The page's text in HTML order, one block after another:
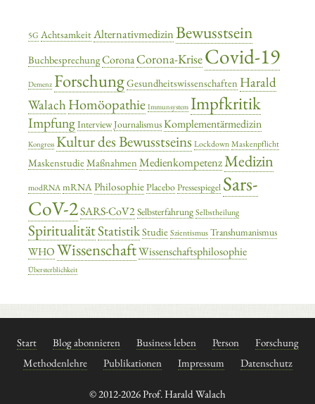
5G AchtsamkeitAlternativmedizinBewusstsein
BuchbesprechungCoronaCorona-KriseCovid-19
Demenz ForschungGesundheitswissenschaften Harald
Walach Homöopathie Immunsystem Impfkritik
ImpfungInterviewJournalismusKomplementärmedizin
Kongress Kultur des Bewusstseins LockdownMaskenpflicht
MaskenstudieMaßnahmen MedienkompetenzMedizin
modRNAmRNAPhilosophiePlaceboPressespiegel Sars-
CoV-2SARS-CoV2SelbsterfahrungSelbstheilung
SpiritualitätStatistikStudieSzientismusTranshumanismus
WHO WissenschaftWissenschaftsphilosophie
Übersterblichkeit
Start Blog abonnieren Business leben Person
Forschung
Methodenlehre
Publikationen Impressum Datenschutz
© 2012-2026 Prof. Harald Walach